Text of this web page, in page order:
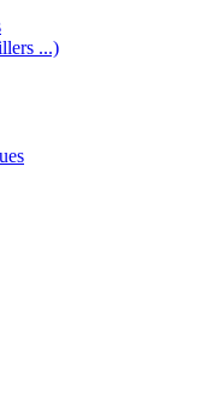
...)